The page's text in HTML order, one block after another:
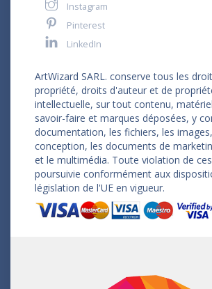
Instagram
Pinterest
LinkedIn
ArtWizard SARL. conserve tous les
propriété, droits d'auteur et de
intellectuelle, sur tout contenu,
savoir-faire et marques déposées, y
documentation, les fichiers, les
conception, les documents de
et le multimédia. Toute violation de
poursuivie conformément aux
législation de l'UE en vigueur.